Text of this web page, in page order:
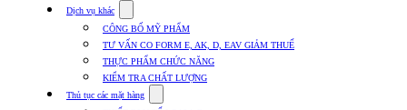
TBYT
Dịch vụ khác
submenu
for
Dịch
vụ
khác
CÔNG BỐ MỸ PHẨM
TƯ VẤN CO FORM E, AK, D, EAV GIẢM THUẾ
THỰC PHẨM CHỨC NĂNG
KIỂM TRA CHẤT LƯỢNG
Thủ tục các mặt hàng
submenu